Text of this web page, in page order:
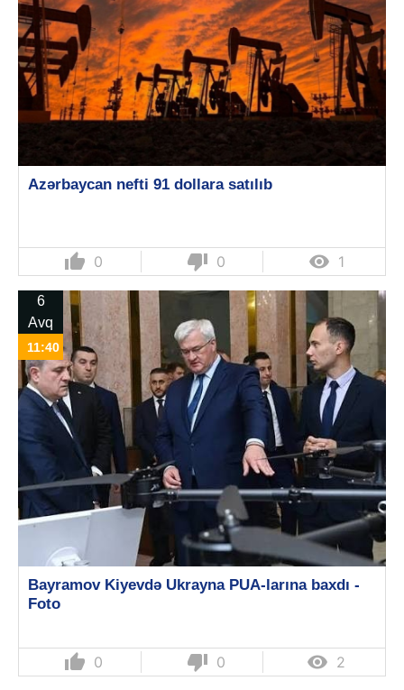
Azərbaycan nefti 91 dollara satılıb
thumb_up 0 thumb_down 0  1
6
Avq
11:40
Bayramov Kiyevdə Ukrayna PUA-larına baxdı -
Foto
thumb_up 0 thumb_down 0  2